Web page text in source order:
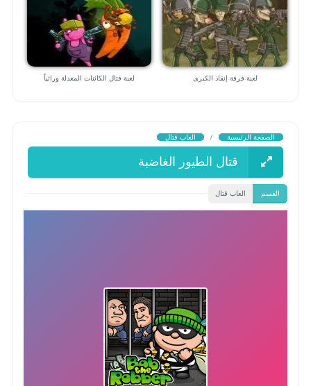
لعبة فرقة إنقاذ الكبرى لعبة قتال الكائنات المعدلة وراثياً
الصفحة الرئيسية / العاب قتال
قتال الطيور الغاضبة
القسم العاب قتال